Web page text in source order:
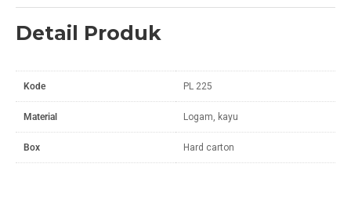
Detail Produk
Kode PL 225
Material Logam, kayu
Box Hard carton